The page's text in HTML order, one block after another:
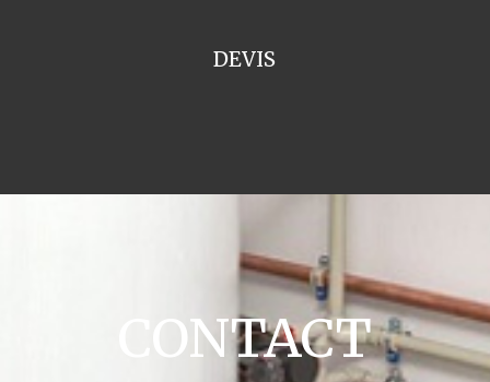
DEVIS
CONTACT